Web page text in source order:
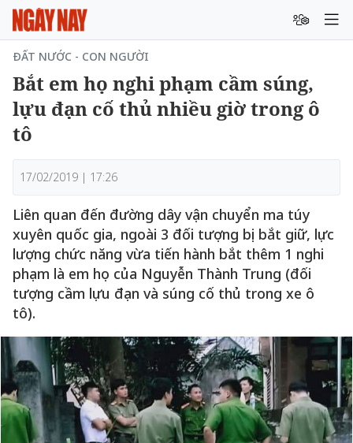
ĐẤT NƯỚC - CON NGƯỜI
Bắt em họ nghi phạm cầm súng,
lựu đạn cố thủ nhiều giờ trong ô
tô
17/02/2019 | 17:26
Liên quan đến đường dây vận chuyển ma túy
xuyên quốc gia, ngoài 3 đối tượng bị bắt giữ, lực
lượng chức năng vừa tiến hành bắt thêm 1 nghi
phạm là em họ của Nguyễn Thành Trung (đối
tượng cầm lựu đạn và súng cố thủ trong xe ô
tô).